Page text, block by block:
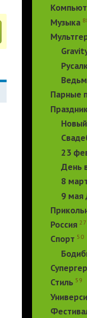
Музыка
Парные
23
День
8
9 мая
Россия 27
Спорт 50
Стиль 59